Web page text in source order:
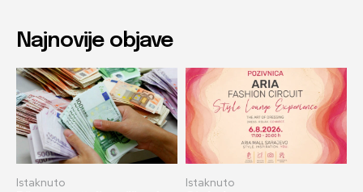
Najnovije objave
Istaknuto Istaknuto